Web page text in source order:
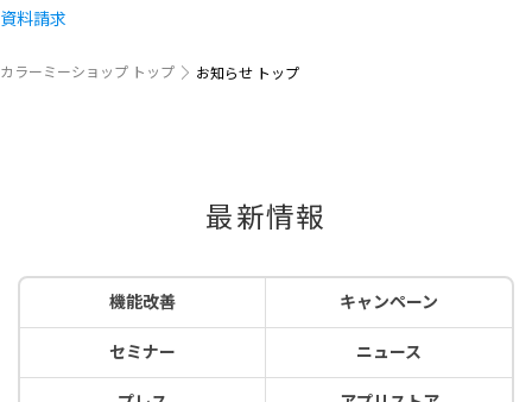
資料請求
カラーミーショップ トップ お知らせ トップ
最新情報
機能改善 キャンペーン
セミナー ニュース